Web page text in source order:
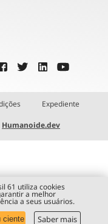
Expediente
Humanoide.dev
61 utiliza cookies
a melhor
a seus usuários.
ciente Saber mais